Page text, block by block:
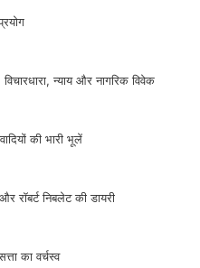
न्याय और नागरिक विवेक
की भारी भूलें
रॉबर्ट निबलेट की डायरी
का वर्चस्व